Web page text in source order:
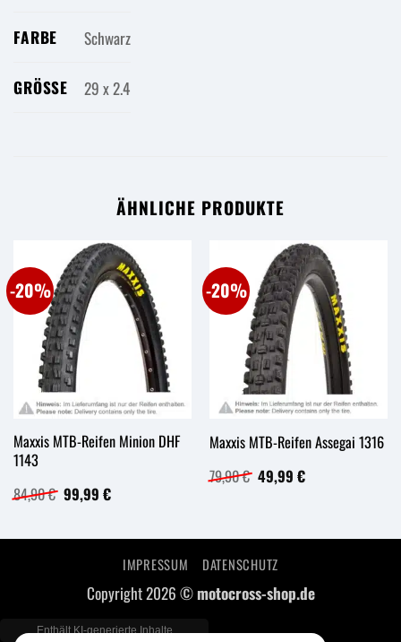
FARBE Schwarz
GRÖSSE 29 x 2.4
ÄHNLICHE PRODUKTE
-20%
Maxxis MTB-Reifen Minion DHF
1143
84,90€ Ursprünglicher
Preis
84,90 €
99,99 €Aktueller
Preis
99,99 €.
-20%
Maxxis MTB-Reifen Assegai 1316
79,90€ Ursprünglicher
Preis
49,99 €Aktueller
Preis
IMPRESSUM DATENSCHUTZ
Copyright 2026 ©motocross-shop.de